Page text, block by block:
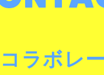
ラボレ